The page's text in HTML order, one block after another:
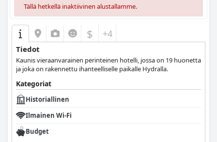
Tällä hetkellä inaktiivinen alustallamme.
$ +4
Tiedot
Kaunis vieraanvarainen perinteinen hotelli, jossa on 19 huonetta
ja joka on rakennettu ihanteelliselle paikalle Hydralla.
Kategoriat
Historiallinen
Ilmainen Wi-Fi
Budget